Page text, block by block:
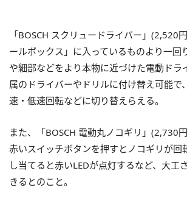
「BOSCH スクリュードライバー」(2,520
ールボックス」に入っているものより一回
や細部などをより本物に近づけた電動ドラ
属のドライバーやドリルに付け替え可能で
速・低速回転などに切り替えらえる。
また、「BOSCH 電動丸ノコギリ」(2,730
赤いスイッチボタンを押すとノコギリが回
し当てると赤いLEDが点灯するなど、大工
きるとのこと。